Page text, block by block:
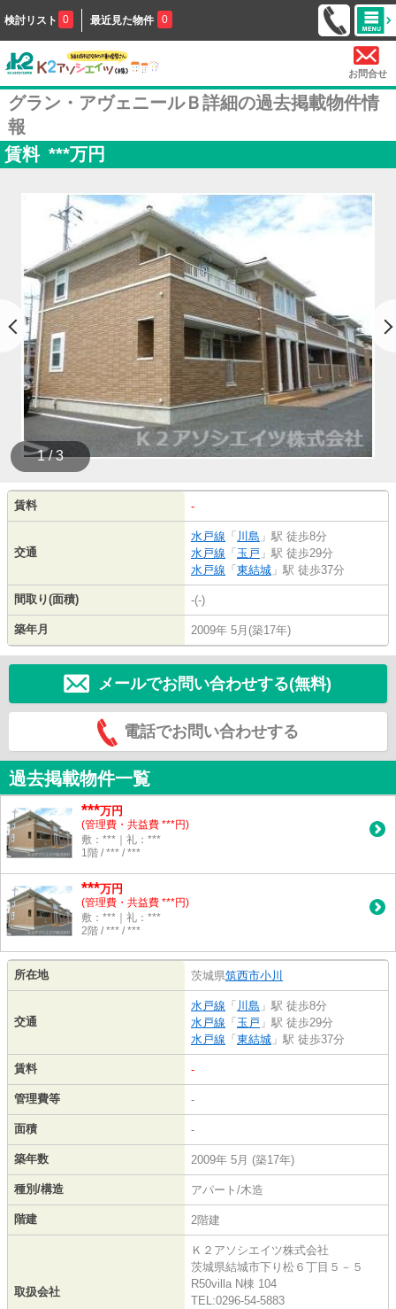
検討リスト 0 最近見た物件 0
お問合せ
グラン・アヴェニールＢ詳細の過去掲載物件情
報
賃料 ***万円
1 / 3
賃料 -
交通
水戸線 「 川島 」駅 徒歩8分
水戸線 「 玉戸 」駅 徒歩29分
水戸線 「 東結城 」駅 徒歩37分
間取り(面積) -(-)
築年月 2009年 5月(築17年)
メールでお問い合わせする(無料)
電話でお問い合わせする
過去掲載物件一覧
***万円
(管理費・共益費 ***円)
敷：***｜礼：***
1階 / *** / ***
***万円
(管理費・共益費 ***円)
敷：***｜礼：***
2階 / *** / ***
所在地 茨城県筑西市小川
交通
水戸線 「 川島 」駅 徒歩8分
水戸線 「 玉戸 」駅 徒歩29分
水戸線 「 東結城 」駅 徒歩37分
賃料 -
管理費等 -
面積 -
築年数 2009年 5月 (築17年)
種別/構造 アパート/木造
階建 2階建
取扱会社
Ｋ２アソシエイツ株式会社
茨城県結城市下り松６丁目５－５
R50villa N棟 104
TEL:0296-54-5883